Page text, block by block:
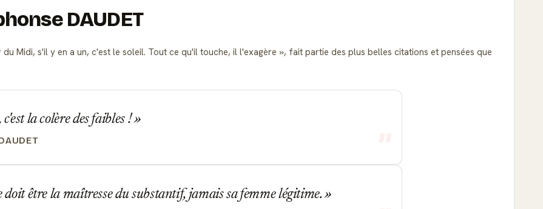
DAUDET
du Midi, s'il y en a un, c'est le soleil. Tout ce qu'il touche, il l'exagère
, fait partie des plus belles citations et pensées que
la colère des faibles !
doit être la maîtresse du substantif, jamais sa femme légitime.